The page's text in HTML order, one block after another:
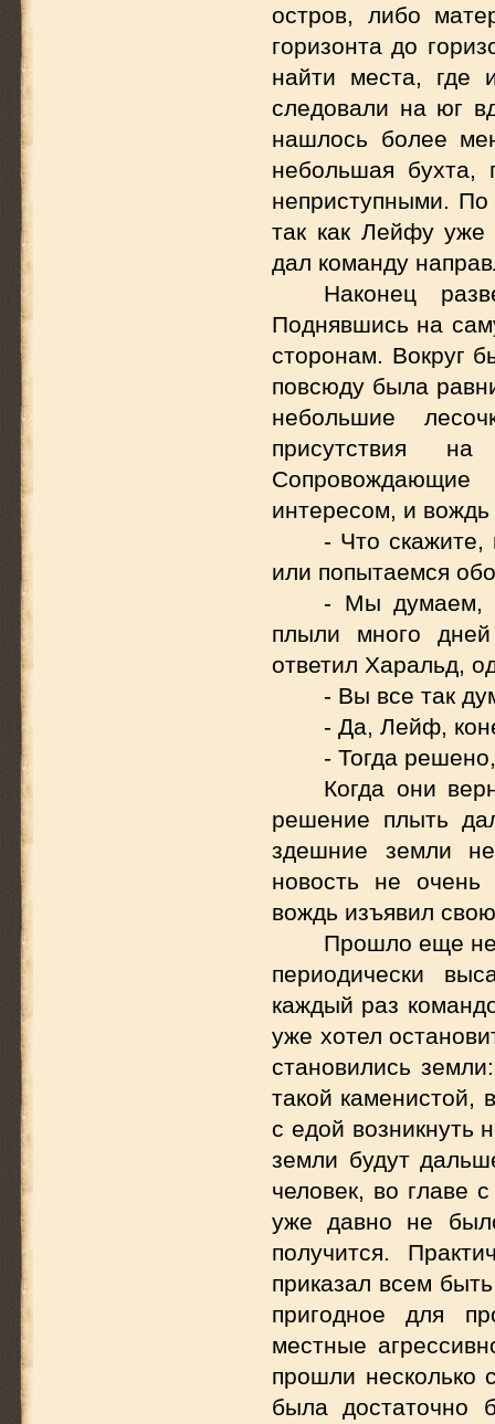
остров, либо
горизонта до
найти места, где
следовали на юг
нашлось более
небольшая бухта,
неприступными.
так как Лейфу уже
дал команду
Наконец
Поднявшись на
сторонам. Вокруг
повсюду была
небольшие
присутствия
интересом, и
- Что
или попытаемся
- Мы думаем,
плыли много
ответил Харальд,
- Вы все так
- Да, Лейф,
- Тогда
Когда они
решение плыть
здешние земли
новость не очень
вождь изъявил
Прошло еще
периодически
каждый раз
уже хотел
становились
такой каменистой,
с едой возникнуть
земли будут
человек, во главе
уже давно не
получится.
приказал всем
пригодное для
местные
прошли несколько
была достаточно